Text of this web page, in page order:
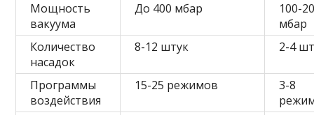
Мощность
вакуума
До 400 мбар
100-
мбар
Количество
насадок
8-12 штук 2-4
Программы
воздействия
15-25 режимов
3-8